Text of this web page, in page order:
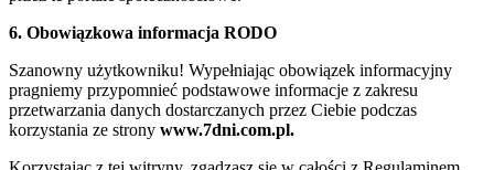
6. Obowiązkowa informacja RODO
Szanowny użytkowniku! Wypełniając obowiązek informacyjny
pragniemy przypomnieć podstawowe informacje z zakresu
przetwarzania danych dostarczanych przez Ciebie podczas
korzystania ze strony www.7dni.com.pl.